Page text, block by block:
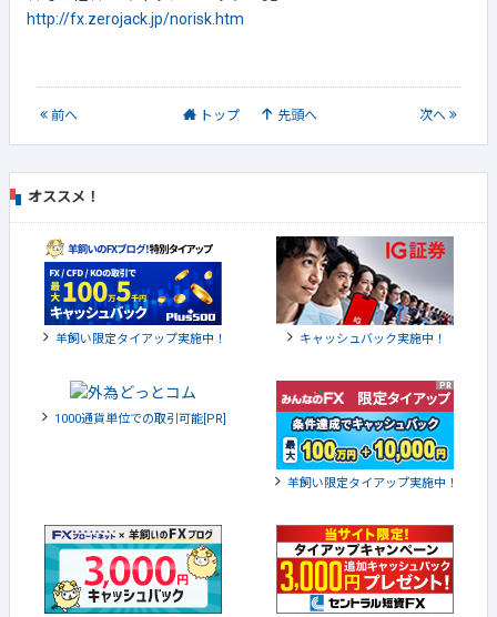
http://fx.zerojack.jp/norisk.htm
前へ トップ 先頭へ 次へ
オススメ！
羊飼い限定タイアップ実施中！ キャッシュバック実施中！
1000通貨単位での取引可能[PR]
羊飼い限定タイアップ実施中！